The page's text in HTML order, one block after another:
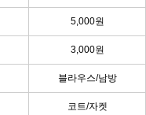
5,000원
3,000원
블라우스/남방
코트/자켓